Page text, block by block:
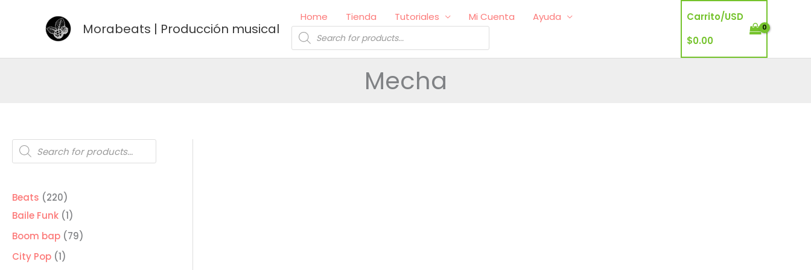
Morabeats | Producción musical
Home Tienda Tutoriales Mi Cuenta
Ayuda
Búsqueda
de
productos
Carrito/USD
$0.00
Mecha
Búsqueda
de
productos
Beats 220220
productos
Baile Funk 11
producto
Boom bap 7979
City Pop 11